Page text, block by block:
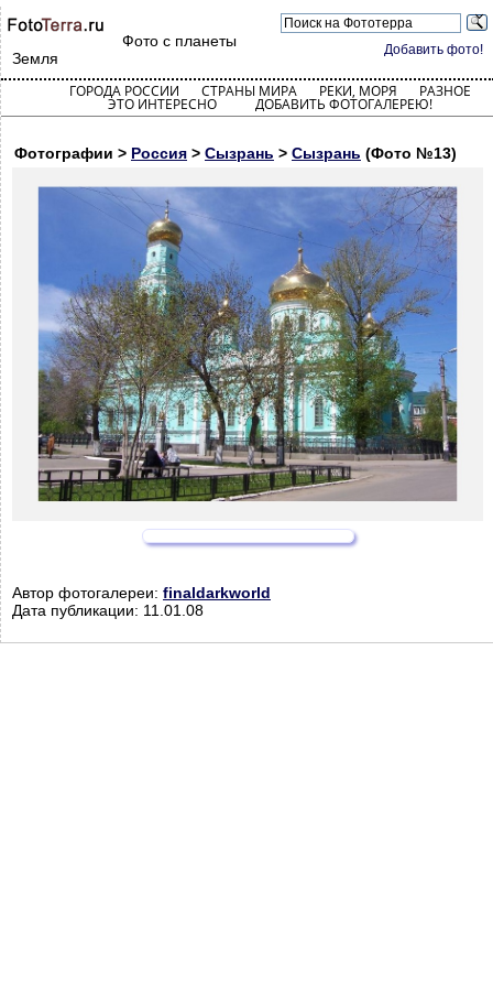
Добавить фото!
Фото с планеты
Земля
ГОРОДА РОССИИ СТРАНЫ МИРА РЕКИ, МОРЯ РАЗНОЕ
ЭТО ИНТЕРЕСНО ДОБАВИТЬ ФОТОГАЛЕРЕЮ!
Фотографии > Россия > Сызрань > Сызрань (Фото №13)
Автор фотогалереи: finaldarkworld
Дата публикации: 11.01.08